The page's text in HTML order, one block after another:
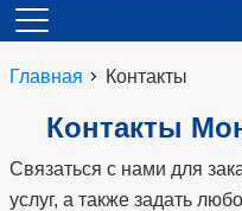
Главная Контакты
Контакты
Связаться с нами для
услуг, а также задать